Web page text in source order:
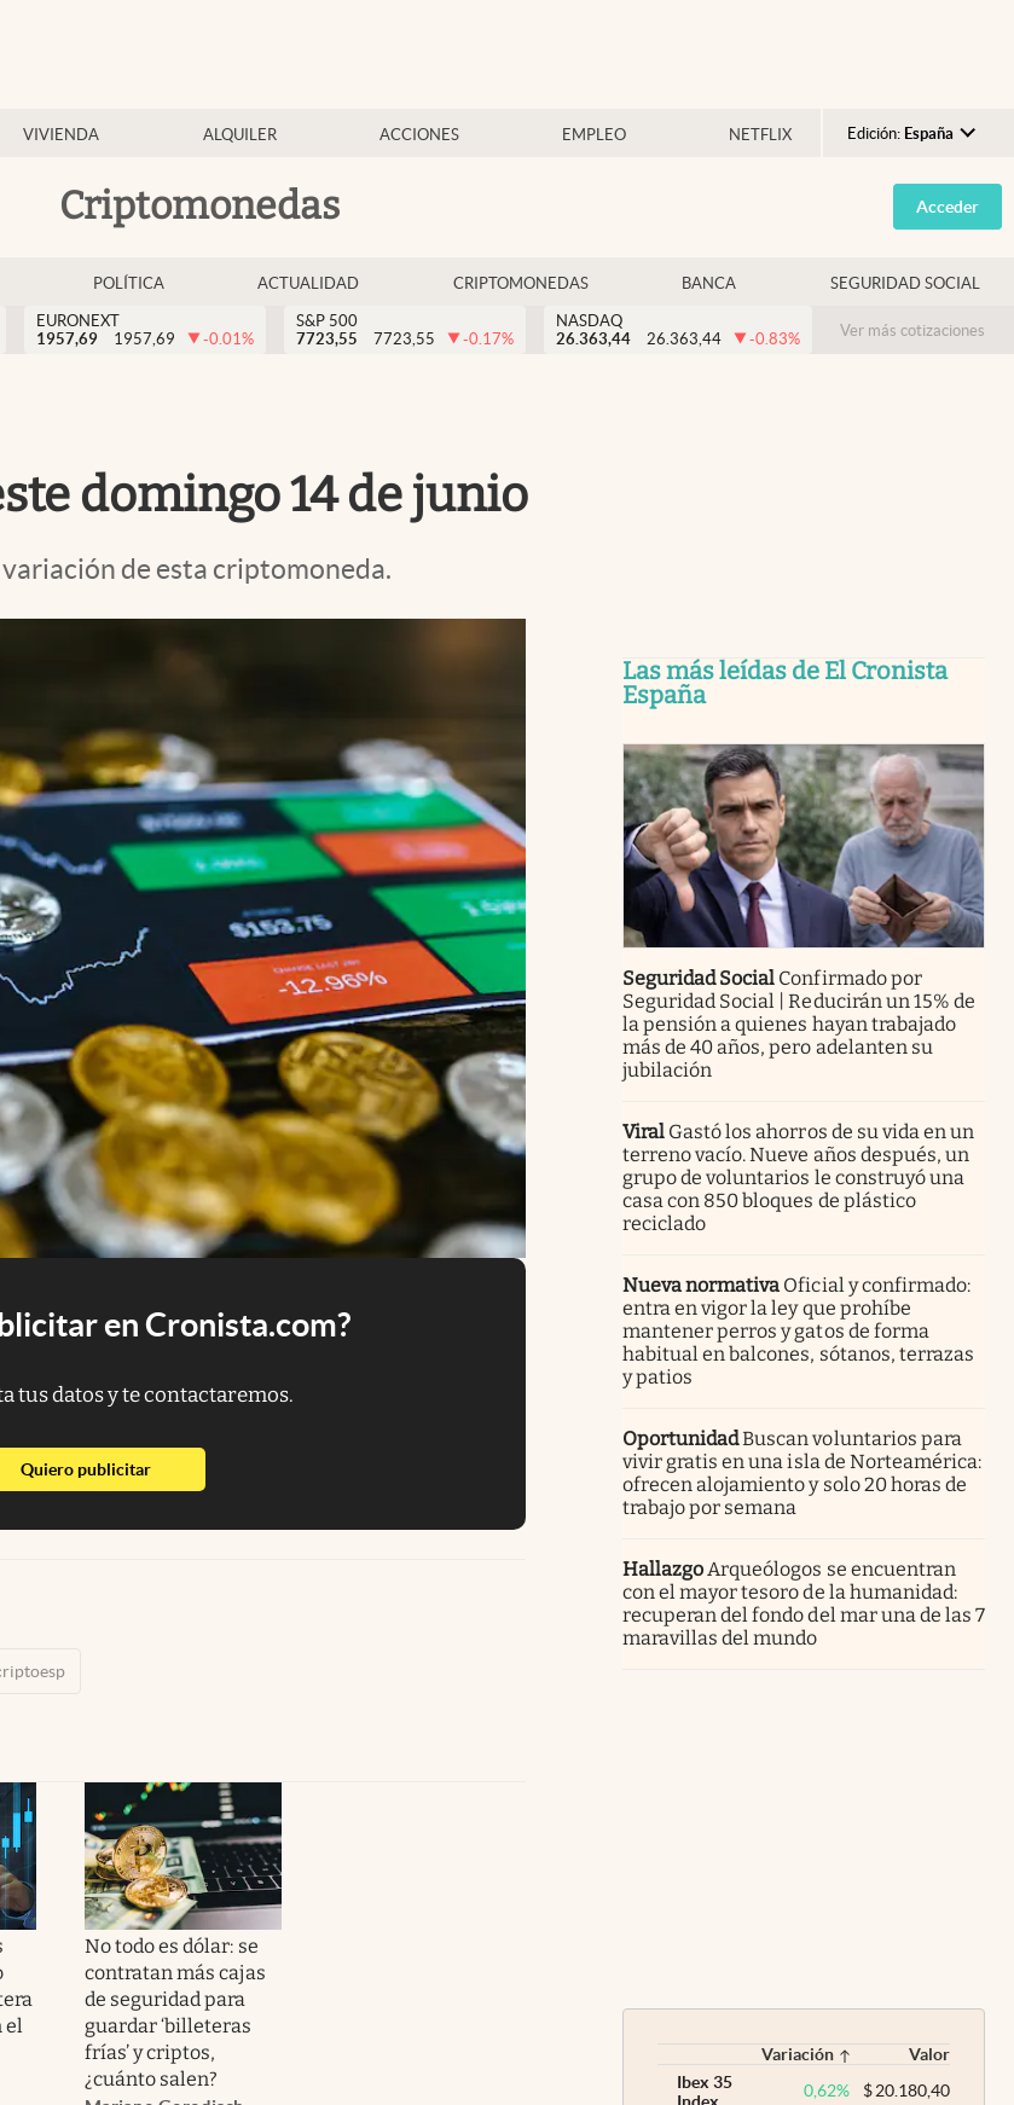
VIVIENDA ALQUILER ACCIONES EMPLEO NETFLIX Edición: España
Argentina
España
USA
Colombia
Criptomonedas Acceder
POLÍTICA ACTUALIDAD CRIPTOMONEDAS BANCA SEGURIDAD SOCIAL
EURONEXT
1957,69
1957,69 -0.01%
S&P 500
7723,55
7723,55 -0.17%
NASDAQ
26.363,44
26.363,44 -0.83% Ver más cotizaciones
domingo 14 de junio
variación de esta criptomoneda.
en Cronista.com?
tus datos y te contactaremos.
Quiero publicitarabre en nueva pestaña
el
No todo es dólar: se
contratan más cajas
de seguridad para
guardar ‘billeteras
frías’ y criptos,
¿cuánto salen?
Las más leídas de El Cronista
España
Seguridad Social Confirmado por
Seguridad Social | Reducirán un 15% de
la pensión a quienes hayan trabajado
más de 40 años, pero adelanten su
jubilación
Viral Gastó los ahorros de su vida en un
terreno vacío. Nueve años después, un
grupo de voluntarios le construyó una
casa con 850 bloques de plástico
reciclado
Nueva normativa Oficial y confirmado:
entra en vigor la ley que prohíbe
mantener perros y gatos de forma
habitual en balcones, sótanos, terrazas
y patios
OportunidadBuscan voluntarios para
vivir gratis en una isla de Norteamérica:
ofrecen alojamiento y solo 20 horas de
trabajo por semana
HallazgoArqueólogos se encuentran
con el mayor tesoro de la humanidad:
recuperan del fondo del mar una de las 7
maravillas del mundo
Variación
Valor
Ibex 35
0,62% $20.180,40